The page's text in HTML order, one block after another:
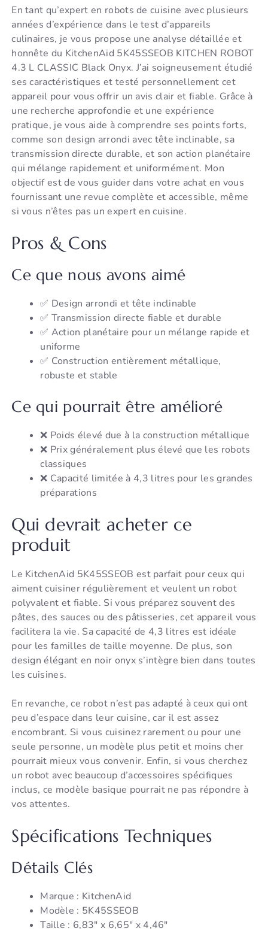
En tant qu’expert en robots de cuisine avec plusieurs
années d’expérience dans le test d’appareils
culinaires, je vous propose une analyse détaillée et
honnête du KitchenAid 5K45SSEOB KITCHEN ROBOT
4.3 L CLASSIC Black Onyx. J’ai soigneusement étudié
ses caractéristiques et testé personnellement cet
appareil pour vous offrir un avis clair et fiable. Grâce à
une recherche approfondie et une expérience
pratique, je vous aide à comprendre ses points forts,
comme son design arrondi avec tête inclinable, sa
transmission directe durable, et son action planétaire
qui mélange rapidement et uniformément. Mon
objectif est de vous guider dans votre achat en vous
fournissant une revue complète et accessible, même
si vous n’êtes pas un expert en cuisine.
Pros & Cons
Ce que nous avons aimé
✅ Design arrondi et tête inclinable
✅ Transmission directe fiable et durable
✅ Action planétaire pour un mélange rapide et
uniforme
✅ Construction entièrement métallique,
robuste et stable
Ce qui pourrait être amélioré
❌ Poids élevé due à la construction métallique
❌ Prix généralement plus élevé que les robots
classiques
❌ Capacité limitée à 4,3 litres pour les grandes
préparations
Qui devrait acheter ce
produit
Le KitchenAid 5K45SSEOB est parfait pour ceux qui
aiment cuisiner régulièrement et veulent un robot
polyvalent et fiable. Si vous préparez souvent des
pâtes, des sauces ou des pâtisseries, cet appareil vous
facilitera la vie. Sa capacité de 4,3 litres est idéale
pour les familles de taille moyenne. De plus, son
design élégant en noir onyx s’intègre bien dans toutes
les cuisines.
En revanche, ce robot n’est pas adapté à ceux qui ont
peu d’espace dans leur cuisine, car il est assez
encombrant. Si vous cuisinez rarement ou pour une
seule personne, un modèle plus petit et moins cher
pourrait mieux vous convenir. Enfin, si vous cherchez
un robot avec beaucoup d’accessoires spécifiques
inclus, ce modèle basique pourrait ne pas répondre à
vos attentes.
Spécifications Techniques
Détails Clés
Marque : KitchenAid
Modèle : 5K45SSEOB
Taille : 6,83″ x 6,65″ x 4,46″